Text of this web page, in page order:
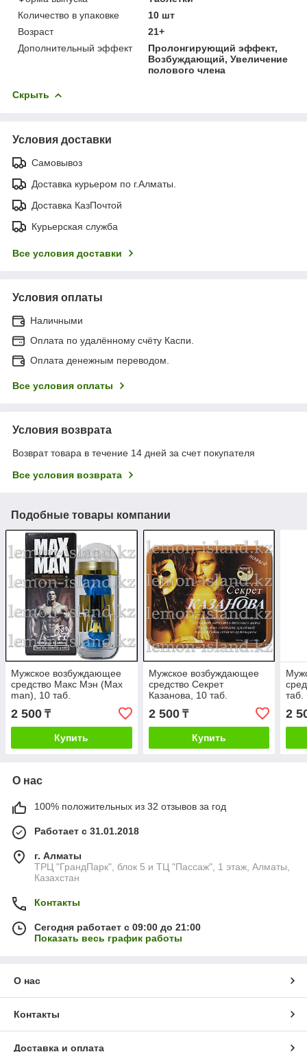
Количество в упаковке
10 шт
Возраст
21+
Дополнительный эффект
Пролонгирующий эффект,
Возбуждающий, Увеличение
полового члена
Скрыть
Условия доставки
Самовывоз
Доставка курьером по г.Алматы.
Доставка КазПочтой
Курьерская служба
Все условия доставки
Условия оплаты
Наличными
Оплата по удалённому счёту Каспи.
Оплата денежным переводом.
Все условия оплаты
Условия возврата
Возврат товара в течение 14 дней за счет покупателя
Все условия возврата
Подобные товары компании
Мужское возбуждающее
средство Макс Мэн (Max
man), 10 таб.
2 500 ₸
Купить
Мужское возбуждающее
средство Секрет
Казанова, 10 таб.
2 500₸
Купить
таб.
2
О нас
100% положительных из 32 отзывов за год
Работает с 31.01.2018
г. Алматы
ТРЦ "ГрандПарк", блок 5 и ТЦ "Пассаж", 1 этаж, Алматы,
Казахстан
Контакты
Сегодня работает с 09:00 до 21:00
Показать весь график работы
О нас
Контакты
Доставка и оплата